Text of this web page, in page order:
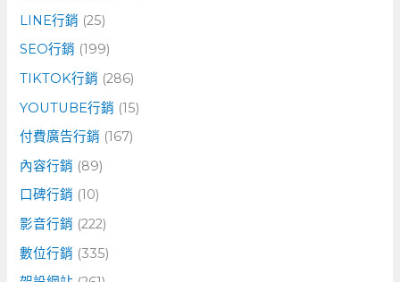
LINE行銷 (25)
SEO行銷 (199)
TIKTOK行銷 (286)
YOUTUBE行銷 (15)
付費廣告行銷 (167)
內容行銷 (89)
口碑行銷 (10)
影音行銷 (222)
數位行銷 (335)